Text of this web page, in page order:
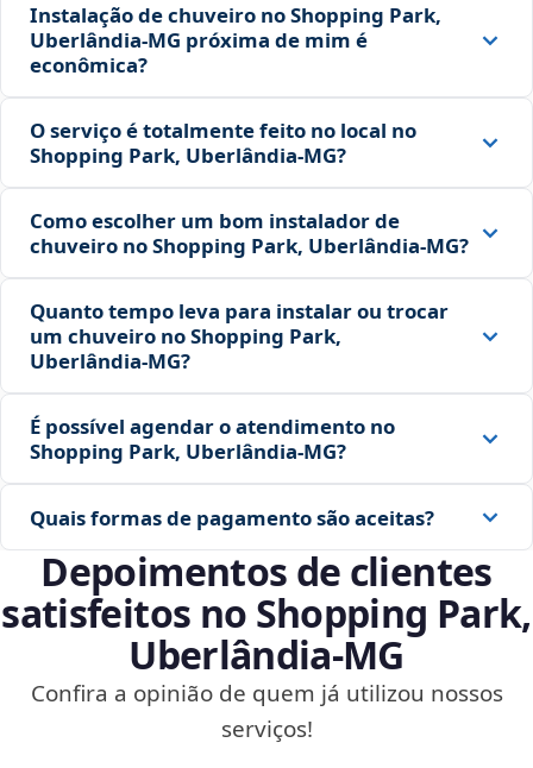
Instalação de chuveiro no Shopping Park,
Uberlândia‑MG próxima de mim é
econômica?
O serviço é totalmente feito no local no
Shopping Park, Uberlândia‑MG?
Como escolher um bom instalador de
chuveiro no Shopping Park, Uberlândia‑MG?
Quanto tempo leva para instalar ou trocar
um chuveiro no Shopping Park,
Uberlândia‑MG?
É possível agendar o atendimento no
Shopping Park, Uberlândia‑MG?
Quais formas de pagamento são aceitas?
Depoimentos de clientes
satisfeitos no Shopping Park,
Uberlândia‑MG
Confira a opinião de quem já utilizou nossos
serviços!